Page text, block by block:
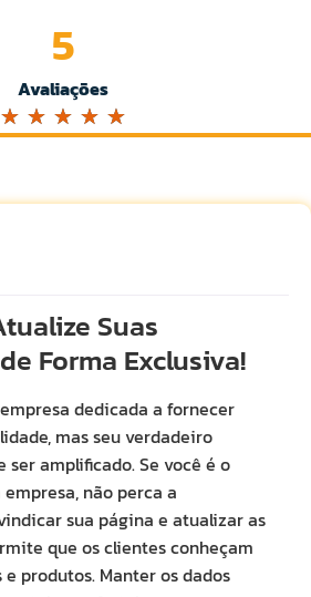
Avaliações
5
☆ ☆ ☆ ☆ ☆
Suas
Forma Exclusiva!
dedicada a fornecer
mas seu verdadeiro
amplificado. Se você é o
não perca a
sua página e atualizar as
que os clientes conheçam
produtos. Manter os dados